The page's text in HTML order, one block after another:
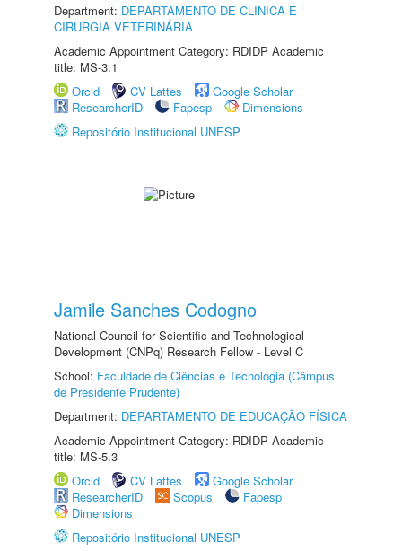
Department: DEPARTAMENTO DE CLINICA E
CIRURGIA VETERINÁRIA
Academic Appointment Category: RDIDP Academic
title: MS-3.1
Orcid
CV Lattes
Google Scholar
ResearcherID
Fapesp
Dimensions
Repositório Institucional UNESP
Jamile Sanches Codogno
National Council for Scientific and Technological
Development (CNPq) Research Fellow - Level C
School: Faculdade de Ciências e Tecnologia (Câmpus
de Presidente Prudente)
Department: DEPARTAMENTO DE EDUCAÇÃO FÍSICA
Academic Appointment Category: RDIDP Academic
title: MS-5.3
Orcid
CV Lattes
Google Scholar
ResearcherID
Scopus
Fapesp
Dimensions
Repositório Institucional UNESP